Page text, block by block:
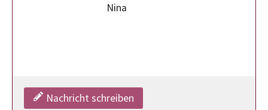
Nina
Nachricht schreiben